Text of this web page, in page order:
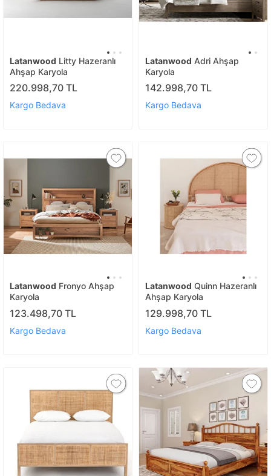
Latanwood Litty Hazeranlı
Ahşap Karyola
220.998,70 TL
Kargo Bedava
Latanwood Adri Ahşap
Karyola
142.998,70 TL
Kargo Bedava
Latanwood Fronyo Ahşap
Karyola
123.498,70 TL
Kargo Bedava
Latanwood Quinn Hazeranlı
Ahşap Karyola
129.998,70 TL
Kargo Bedava